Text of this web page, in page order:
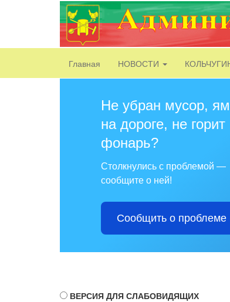
Главная НОВОСТИ
Не убран мусор,
на дороге, не горит
фонарь?
Столкнулись с проблемой —
сообщите о ней!
Сообщить о проблеме
ВЕРСИЯ ДЛЯ СЛАБОВИДЯЩИХ